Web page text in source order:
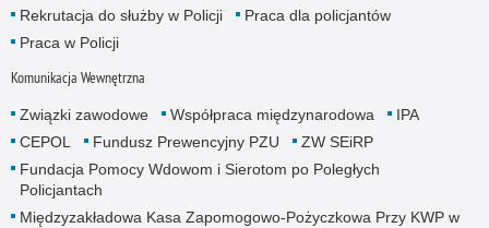
Rekrutacja do służby w Policji
Praca dla policjantów
Praca w Policji
Komunikacja Wewnętrzna
Związki zawodowe Współpraca międzynarodowa
IPA
CEPOL
Fundusz Prewencyjny PZU
ZW SEiRP
Fundacja Pomocy Wdowom i Sierotom po Poległych
Policjantach
Międzyzakładowa Kasa Zapomogowo-Pożyczkowa Przy KWP w